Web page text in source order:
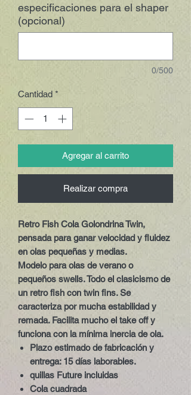
especificaciones para el shaper
(opcional)
0/500
Cantidad *
Agregar al carrito
Realizar compra
Retro Fish Cola Golondrina Twin,
pensada para ganar velocidad y fluidez
en olas pequeñas y medias.
Modelo para olas de verano o
pequeños swells. Todo el clasicismo de
un retro fish con twin fins. Se
caracteriza por mucha estabilidad y
remada. Facilita mucho el take off y
funciona con la mínima inercia de ola.
Plazo estimado de fabricación y
entrega: 15 días laborables.
quillas Future incluidas
Cola cuadrada